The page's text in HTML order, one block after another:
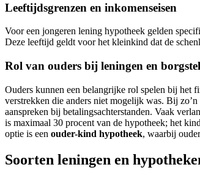
Leeftijdsgrenzen en inkomenseisen
Voor een jongeren lening hypotheek gelden
Deze leeftijd geldt voor het kleinkind dat de
Rol van ouders bij leningen en
Ouders kunnen een belangrijke rol spelen bij het
verstrekken die anders niet mogelijk was. Bij
aanspreken bij betalingsachterstanden. Vaak
is maximaal 30 procent van de hypotheek; het
optie is een ouder-kind hypotheek, waarbij
Soorten leningen en